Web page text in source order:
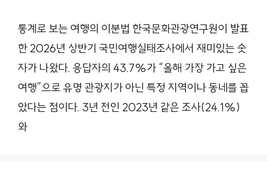
통계로 보는 여행의 이분법 한국문화관광연구원이 발표
한 2026년 상반기 국민여행실태조사에서 재미있는 숫
자가 나왔다. 응답자의 43.7%가 “올해 가장 가고 싶은
여행”으로 유명 관광지가 아닌 특정 지역이나 동네를 꼽
았다는 점이다. 3년 전인 2023년 같은 조사(24.1%)
와